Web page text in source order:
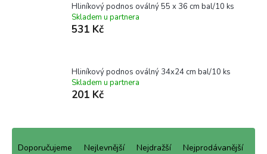
Hliníkový podnos oválný 55 x 36 cm bal/10 ks
Skladem u partnera
531 Kč
Hliníkový podnos oválný 34x24 cm bal/10 ks
Skladem u partnera
201 Kč
Ř
Doporučujeme Nejlevnější Nejdražší Nejprodávanější